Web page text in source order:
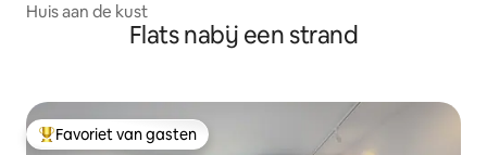
Huis aan de kust
Flats nabij een strand
Topfavoriet van gasten
Favoriet van gasten